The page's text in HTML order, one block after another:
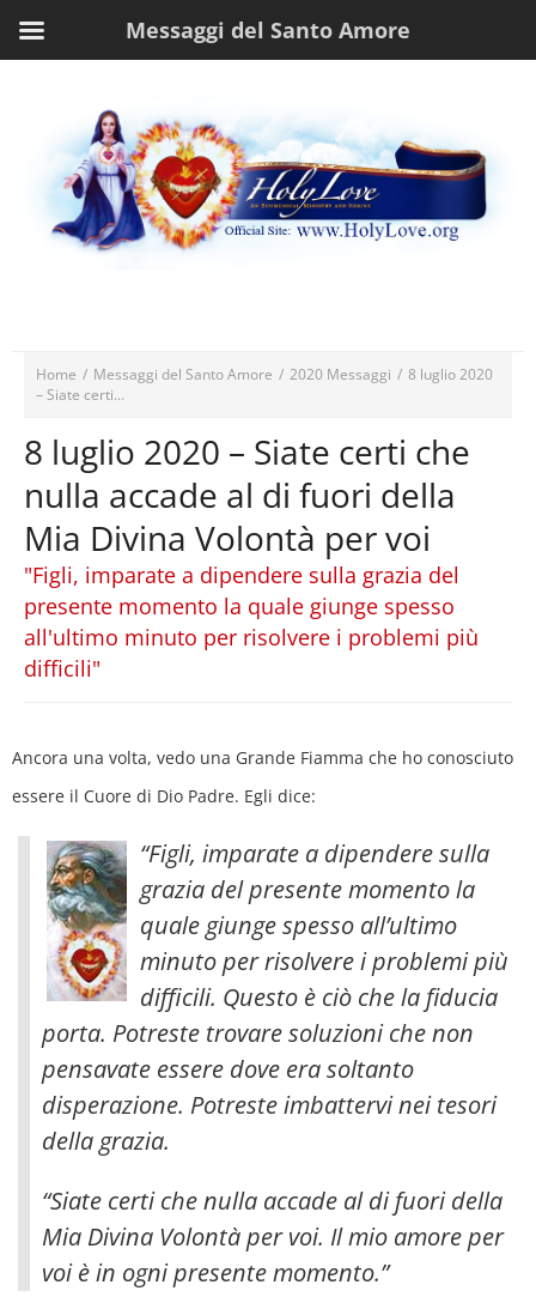
Home / Messaggi del Santo Amore / 2020 Messaggi / 8 luglio 2020
– Siate certi...
8 luglio 2020 – Siate certi che
nulla accade al di fuori della
Mia Divina Volontà per voi
"Figli, imparate a dipendere sulla grazia del
presente momento la quale giunge spesso
all'ultimo minuto per risolvere i problemi più
difficili"
Ancora una volta, vedo una Grande Fiamma che ho conosciuto
essere il Cuore di Dio Padre. Egli dice:
“Figli, imparate a dipendere sulla
grazia del presente momento la
quale giunge spesso all’ultimo
minuto per risolvere i problemi più
difficili. Questo è ciò che la fiducia
porta. Potreste trovare soluzioni che non
pensavate essere dove era soltanto
disperazione. Potreste imbattervi nei tesori
della grazia.
“Siate certi che nulla accade al di fuori della
Mia Divina Volontà per voi. Il mio amore per
voi è in ogni presente momento.”
Messaggi del Santo Amore